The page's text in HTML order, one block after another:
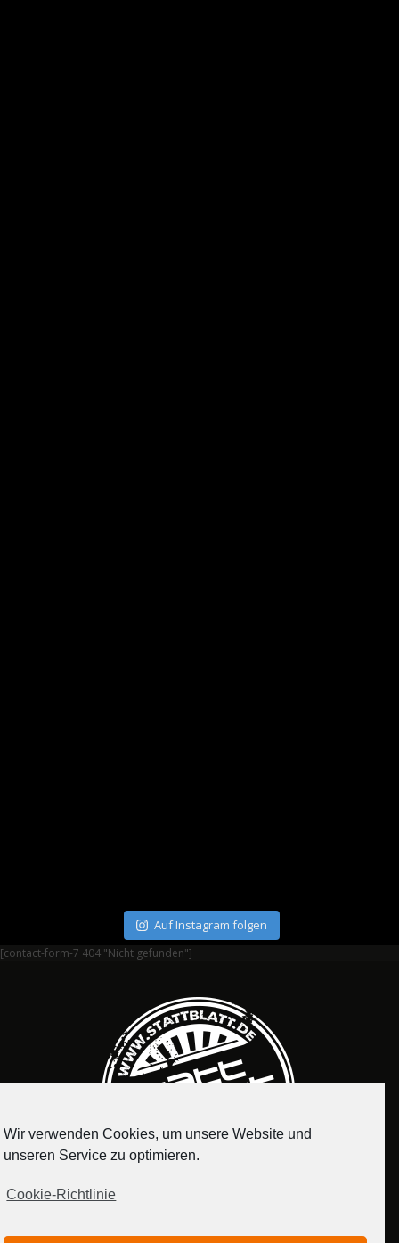
Auf Instagram folgen
[contact-form-7 404 "Nicht gefunden"]
Wir verwenden Cookies, um unsere Website und
unseren Service zu optimieren.
Cookie-Richtlinie